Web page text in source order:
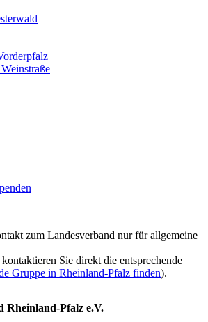
zum Landesverband nur für allgemeine
Sie direkt die entsprechende
Gruppe in Rheinland-Pfalz finden).
Rheinland-Pfalz e.V.